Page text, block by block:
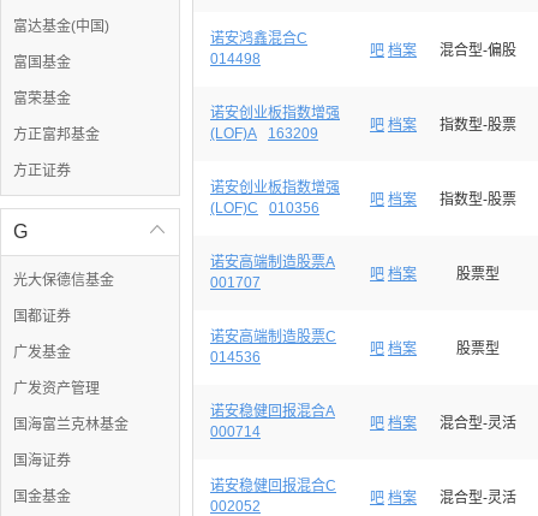
富达基金(中国)
富国基金
富荣基金
方正富邦基金
方正证券

G
光大保德信基金
国都证券
广发基金
广发资产管理
国海富兰克林基金
国海证券
国金基金
诺安鸿鑫混合C
014498
吧 档案 混合型-偏股
诺安创业板指数增强
(LOF)A
163209 吧 档案 指数型-股票
诺安创业板指数增强
(LOF)C
010356 吧 档案 指数型-股票
诺安高端制造股票A
001707
吧 档案 股票型
诺安高端制造股票C
014536
吧 档案 股票型
诺安稳健回报混合A
000714
吧 档案 混合型-灵活
诺安稳健回报混合C
002052
吧 档案 混合型-灵活